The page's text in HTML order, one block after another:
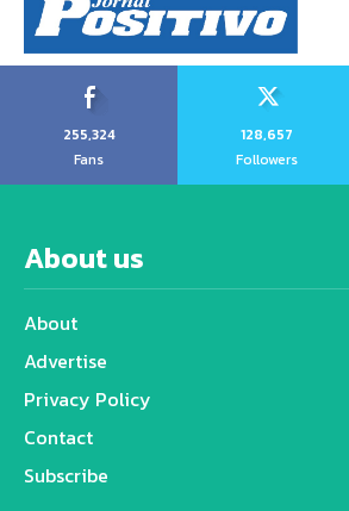
255,324
Fans
128,657
Followers
About us
About
Advertise
Privacy Policy
Contact
Subscribe